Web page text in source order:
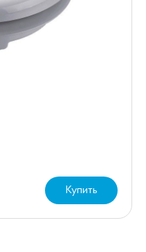
Купить